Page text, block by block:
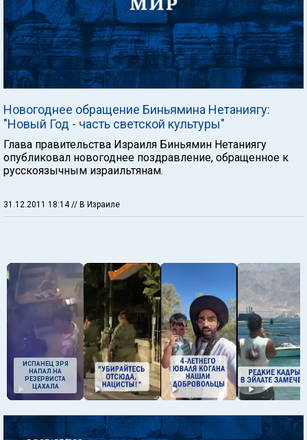
Новогоднее обращение Биньямина Нетаниягу:
"Новый Год - часть светской культуры"
Глава правительства Израиля Биньямин Нетаниягу
опубликовал новогоднее поздравление, обращенное к
русскоязычным израильтянам.
31.12.2011 18:14 // В Израиле
ИСПАНЕЦ ЗРЯ
НАПАЛ НА
РЕЗЕРВИСТА
ЦАХАЛА